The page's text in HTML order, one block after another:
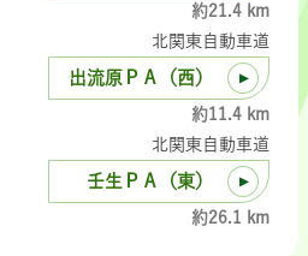
約21.4 km
北関東自動車道
出流原ＰＡ（西）
約11.4 km
北関東自動車道
壬生ＰＡ（東）
約26.1 km